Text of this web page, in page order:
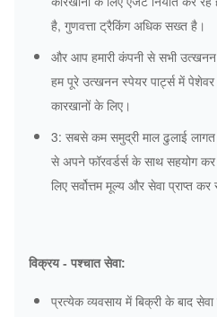
है, गुणवत्ता ट्रैकिंग अधिक सख्त है।
और आप हमारी कंपनी से सभी
हम पूरे उत्खनन स्पेयर पार्ट्स में
कारखानों के लिए।
3: सबसे कम समुद्री माल ढुलाई
से अपने फॉरवर्डर्स के साथ सहयोग
लिए सर्वोत्तम मूल्य और सेवा प्राप्त
विक्रय - पश्चात सेवा:
प्रत्येक व्यवसाय में बिक्री के बाद